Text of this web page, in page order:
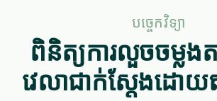
បច្ចេកវិទ្យា
ពិនិត្យការលួចចម្លង
វេលាជាក់ស្តែងដោយ